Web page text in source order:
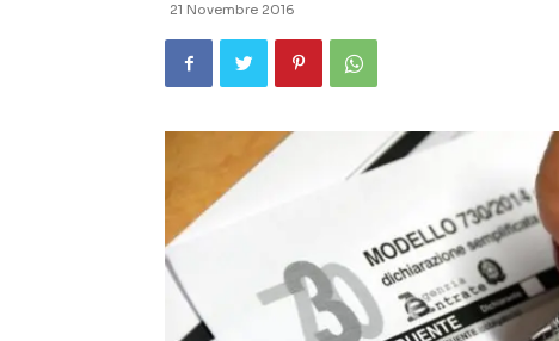
21 Novembre 2016